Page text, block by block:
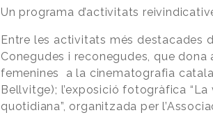
Un programa d’activitats
Entre les activitats més destacades
Conegudes i reconegudes, que
femenines a la cinematografia
Bellvitge); l’exposició fotogràfica
quotidiana”, organitzada per